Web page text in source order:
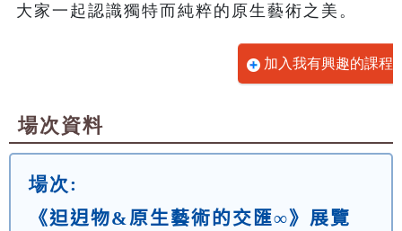
大家一起認識獨特而純粹的原生藝術之美。
加入我有興趣的課程
場次資料
場次:
《𨑨迌物&原生藝術的交匯∞》展覽